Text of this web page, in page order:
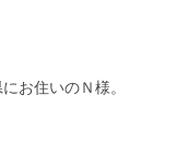
お住いのＮ様。